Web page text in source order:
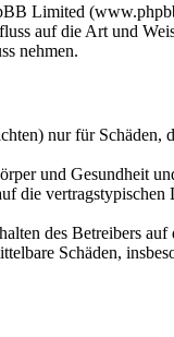
Limited
auf die Art und
nehmen.
nur für Schäden,
und Gesundheit
die vertragstypischen
des Betreibers auf
Schäden,